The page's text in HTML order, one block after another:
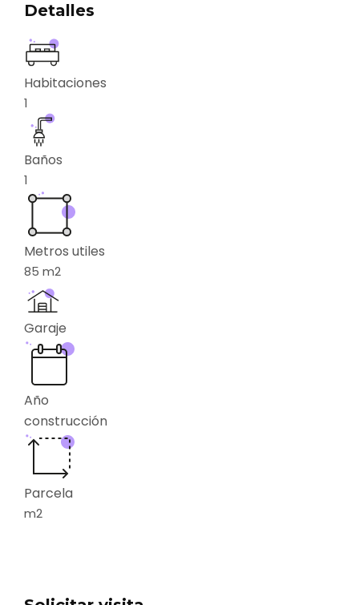
Detalles
Habitaciones
1
Baños
1
Metros utiles
85 m2
Garaje
Año
construcción
Parcela
m2